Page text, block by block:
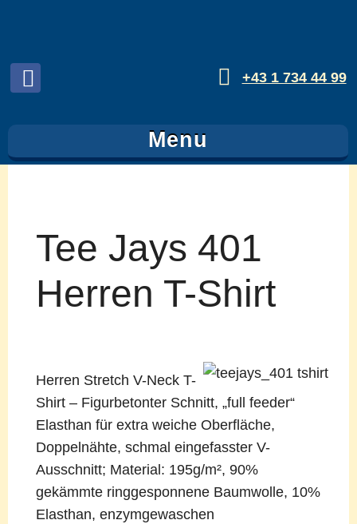
+43 1 734 44 99
Menu
Tee Jays 401
Herren T-Shirt
Herren Stretch V-Neck T-
Shirt – Figurbetonter Schnitt, „full feeder“
Elasthan für extra weiche Oberfläche,
Doppelnähte, schmal eingefasster V-
Ausschnitt; Material: 195g/m², 90%
gekämmte ringgesponnene Baumwolle, 10%
Elasthan, enzymgewaschen